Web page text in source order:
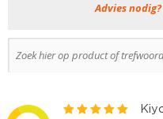
Advies nodig?